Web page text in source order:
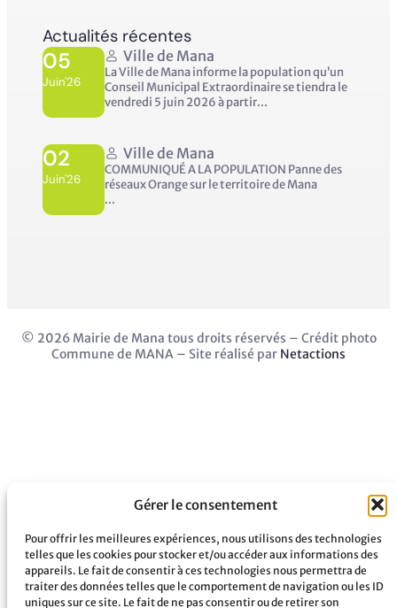
Gérer le consentement
Pour offrir les meilleures expériences, nous utilisons des technologies
telles que les cookies pour stocker et/ou accéder aux informations des
appareils. Le fait de consentir à ces technologies nous permettra de
traiter des données telles que le comportement de navigation ou les ID
uniques sur ce site. Le fait de ne pas consentir ou de retirer son
Actualités récentes
05
Juin'26
Ville de Mana
La Ville de Mana informe la population qu’un
Conseil Municipal Extraordinaire se tiendra le
vendredi 5 juin 2026 à partir...
02
Juin'26
Ville de Mana
COMMUNIQUÉ A LA POPULATION Panne des
réseaux Orange sur le territoire de Mana
...
© 2026 Mairie de Mana tous droits réservés – Crédit photo
Commune de MANA – Site réalisé par Netactions
Restez informé·e